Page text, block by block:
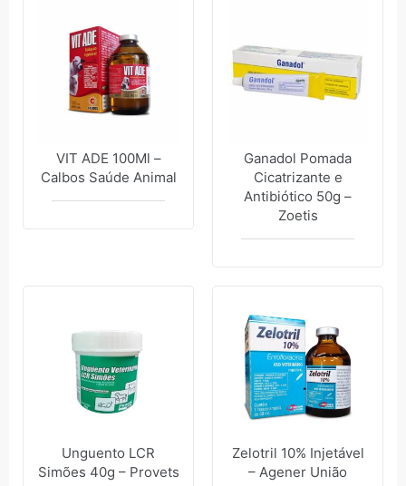
VIT ADE 100Ml –
Calbos Saúde Animal
Ganadol Pomada
Cicatrizante e
Antibiótico 50g –
Zoetis
Unguento LCR
Simões 40g – Provets
Zelotril 10% Injetável
– Agener União